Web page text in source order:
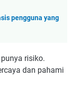
pengguna yang
risiko.
dan pahami